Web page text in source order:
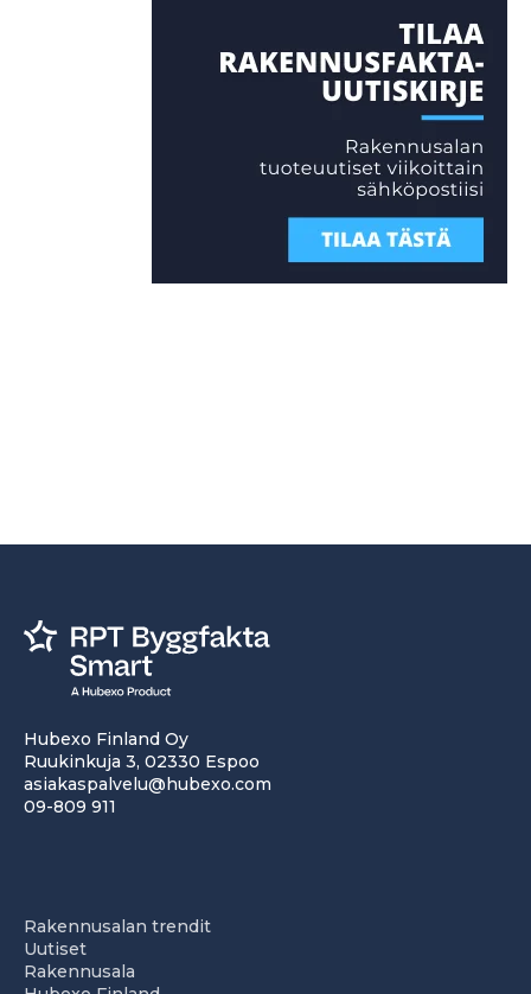
Hubexo Finland Oy
Ruukinkuja 3, 02330 Espoo
asiakaspalvelu@hubexo.com
09-809 911
Rakennusalan trendit
Uutiset
Rakennusala